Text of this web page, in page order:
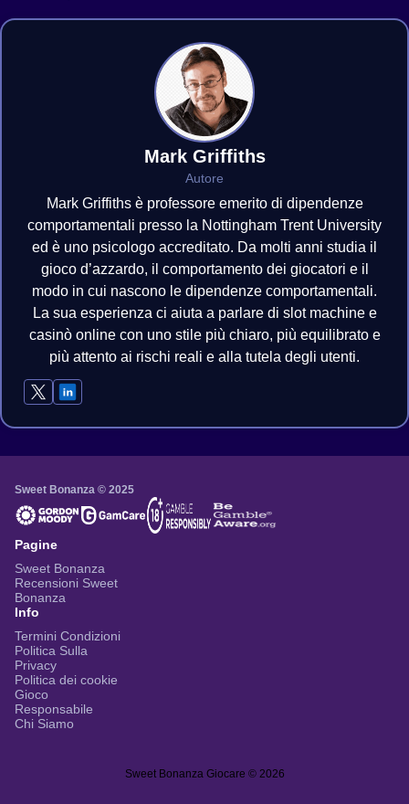
Mark Griffiths
Autore
Mark Griffiths è professore emerito di dipendenze
comportamentali presso la Nottingham Trent University
ed è uno psicologo accreditato. Da molti anni studia il
gioco d’azzardo, il comportamento dei giocatori e il
modo in cui nascono le dipendenze comportamentali.
La sua esperienza ci aiuta a parlare di slot machine e
casinò online con uno stile più chiaro, più equilibrato e
più attento ai rischi reali e alla tutela degli utenti.
Sweet Bonanza © 2025
Pagine
Sweet Bonanza
Recensioni Sweet
Bonanza
Info
Termini Condizioni
Politica Sulla
Privacy
Politica dei cookie
Gioco
Responsabile
Chi Siamo
Sweet Bonanza Giocare © 2026